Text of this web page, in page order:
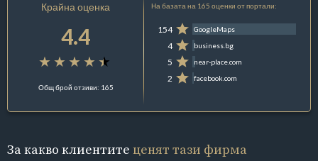
Крайна оценка
4.4
Общ брой отзиви: 165
На базата на 165 оценки от портали:
154 GoogleMaps
4 business.bg
5 near-place.com
2 facebook.com
За какво клиентите ценят тази фирма